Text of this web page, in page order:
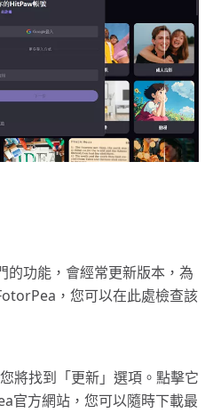
的功能，會經常更新版本，為
，您可以在此處檢查該
將找到「更新」選項。點擊它
官方網站，您可以隨時下載最